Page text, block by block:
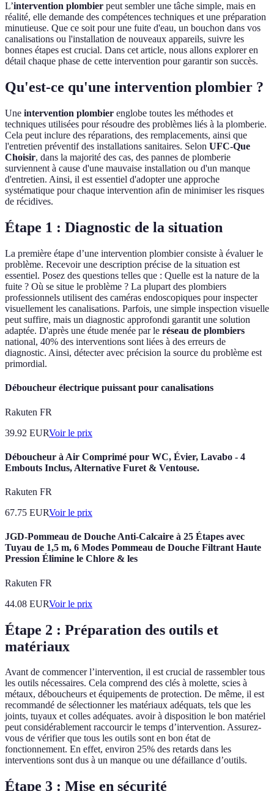
L’intervention plombier peut sembler une tâche simple, mais en
réalité, elle demande des compétences techniques et une préparation
minutieuse. Que ce soit pour une fuite d'eau, un bouchon dans vos
canalisations ou l'installation de nouveaux appareils, suivre les
bonnes étapes est crucial. Dans cet article, nous allons explorer en
détail chaque phase de cette intervention pour garantir son succès.
Qu'est-ce qu'une intervention plombier ?
Une intervention plombier englobe toutes les méthodes et
techniques utilisées pour résoudre des problèmes liés à la plomberie.
Cela peut inclure des réparations, des remplacements, ainsi que
l'entretien préventif des installations sanitaires. Selon UFC-Que
Choisir, dans la majorité des cas, des pannes de plomberie
surviennent à cause d'une mauvaise installation ou d'un manque
d'entretien. Ainsi, il est essentiel d'adopter une approche
systématique pour chaque intervention afin de minimiser les risques
de récidives.
Étape 1 : Diagnostic de la situation
La première étape d’une intervention plombier consiste à évaluer le
problème. Recevoir une description précise de la situation est
essentiel. Posez des questions telles que : Quelle est la nature de la
fuite ? Où se situe le problème ? La plupart des plombiers
professionnels utilisent des caméras endoscopiques pour inspecter
visuellement les canalisations. Parfois, une simple inspection visuelle
peut suffire, mais un diagnostic approfondi garantit une solution
adaptée. D'après une étude menée par le réseau de plombiers
national, 40% des interventions sont liées à des erreurs de
diagnostic. Ainsi, détecter avec précision la source du problème est
primordial.
Déboucheur électrique puissant pour canalisations
Rakuten FR
39.92 EURVoir le prix
Déboucheur à Air Comprimé pour WC, Évier, Lavabo - 4
Embouts Inclus, Alternative Furet & Ventouse.
Rakuten FR
67.75 EURVoir le prix
JGD-Pommeau de Douche Anti-Calcaire à 25 Étapes avec
Tuyau de 1,5 m, 6 Modes Pommeau de Douche Filtrant Haute
Pression Élimine le Chlore & les
Rakuten FR
44.08 EURVoir le prix
Étape 2 : Préparation des outils et
matériaux
Avant de commencer l’intervention, il est crucial de rassembler tous
les outils nécessaires. Cela comprend des clés à molette, scies à
métaux, déboucheurs et équipements de protection. De même, il est
recommandé de sélectionner les matériaux adéquats, tels que les
joints, tuyaux et colles adéquates. avoir à disposition le bon matériel
peut considérablement raccourcir le temps d’intervention. Assurez-
vous de vérifier que tous les outils sont en bon état de
fonctionnement. En effet, environ 25% des retards dans les
interventions sont dus à un manque ou une défaillance d’outils.
Étape 3 : Mise en sécurité